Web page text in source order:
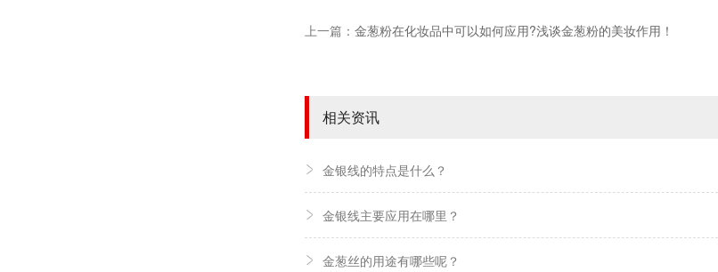
上一篇： 金葱粉在化妆品中可以如何应用?浅谈金葱粉的美妆作用！
相关资讯
金银线的特点是什么？
金银线主要应用在哪里？
金葱丝的用途有哪些呢？